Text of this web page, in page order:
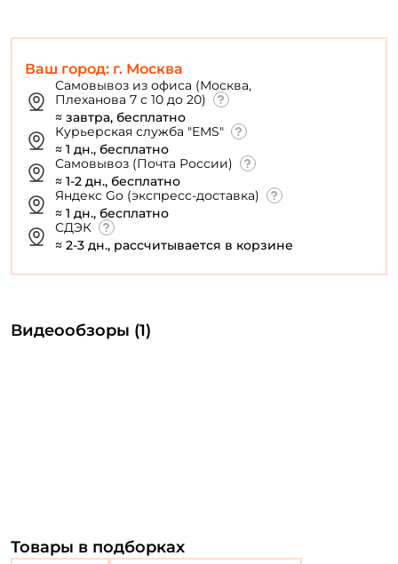
Ваш город: г. Москва
Самовывоз из офиса (Москва,
Плеханова 7 с 10 до 20)
≈ завтра, бесплатно
Курьерская служба "EMS"
≈ 1 дн., бесплатно
Самовывоз (Почта России)
≈ 1-2 дн., бесплатно
Яндекс Go (экспресс-доставка)
≈ 1 дн., бесплатно
СДЭК
≈ 2-3 дн., рассчитывается в корзине
Видеообзоры (1)
Товары в подборках